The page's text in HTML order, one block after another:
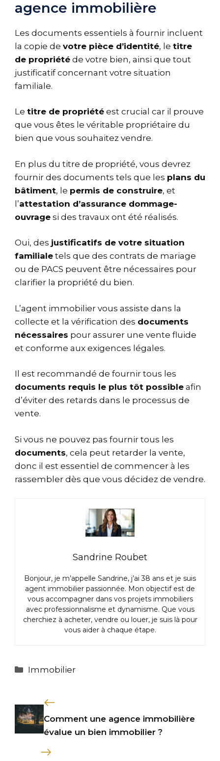
agence immobilière
Les documents essentiels à fournir incluent
la copie de votre pièce d’identité, le titre
de propriété de votre bien, ainsi que tout
justificatif concernant votre situation
familiale.
Le titre de propriété est crucial car il prouve
que vous êtes le véritable propriétaire du
bien que vous souhaitez vendre.
En plus du titre de propriété, vous devrez
fournir des documents tels que les plans du
bâtiment, le permis de construire, et
l’attestation d’assurance dommage-
ouvrage si des travaux ont été réalisés.
Oui, des justificatifs de votre situation
familiale tels que des contrats de mariage
ou de PACS peuvent être nécessaires pour
clarifier la propriété du bien.
L’agent immobilier vous assiste dans la
collecte et la vérification des documents
nécessaires pour assurer une vente fluide
et conforme aux exigences légales.
Il est recommandé de fournir tous les
documents requis le plus tôt possible afin
d’éviter des retards dans le processus de
vente.
Si vous ne pouvez pas fournir tous les
documents, cela peut retarder la vente,
donc il est essentiel de commencer à les
rassembler dès que vous décidez de vendre.
Sandrine Roubet
Bonjour, je m’appelle Sandrine, j’ai 38 ans et je suis
agent immobilier passionnée. Mon objectif est de
vous accompagner dans vos projets immobiliers
avec professionnalisme et dynamisme. Que vous
cherchiez à acheter, vendre ou louer, je suis là pour
vous aider à chaque étape.
Catégories
Immobilier
Comment une agence immobilière
évalue un bien immobilier ?